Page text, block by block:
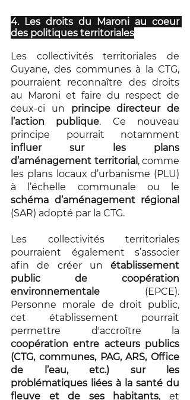
4. Les droits du Maroni au coeur
des politiques territoriales
Les collectivités territoriales de
Guyane, des communes à la CTG,
pourraient reconnaître des droits
au Maroni et faire du respect de
ceux-ci un principe directeur de
l’action publique. Ce nouveau
influer sur les plans
d’aménagement territorial , comme
les plans locaux d’urbanisme (PLU)
schéma d’aménagement régional
(SAR) adopté par la CTG.
Les collectivités territoriales
pourraient également s’associer
afin de créer un établissement
public de coopération
environnementale (EPCE).
Personne morale de droit public,
cet établissement pourrait
coopération entre acteurs publics
(CTG, communes, PAG, ARS, Office
de l’eau, etc.) sur les
problématiques liées à la santé du
fleuve et de ses habitants, et